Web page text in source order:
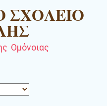
ΣΧΟΛΕΙΟ
Ομόνοιας